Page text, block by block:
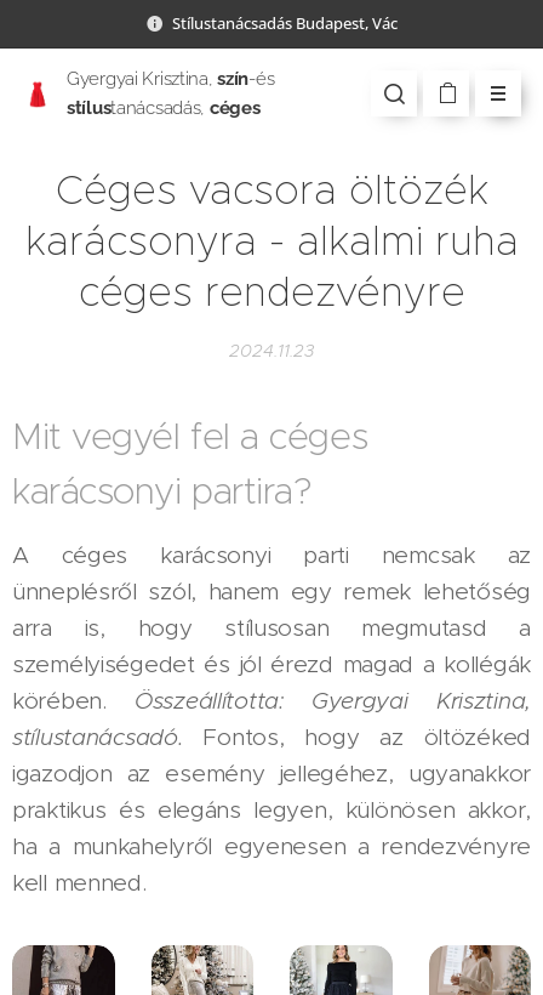
Stílustanácsadás Budapest, Vác
Gyergyai Krisztina, szín-és
stílustanácsadás, céges
Céges vacsora öltözék
karácsonyra - alkalmi ruha
céges rendezvényre
2024.11.23
Mit vegyél fel a céges
karácsonyi partira?
A céges karácsonyi parti nemcsak az
ünneplésről szól, hanem egy remek lehetőség
arra is, hogy stílusosan megmutasd a
személyiségedet és jól érezd magad a kollégák
körében. Összeállította: Gyergyai Krisztina,
stílustanácsadó. Fontos, hogy az öltözéked
igazodjon az esemény jellegéhez, ugyanakkor
praktikus és elegáns legyen, különösen akkor,
ha a munkahelyről egyenesen a rendezvényre
kell menned.